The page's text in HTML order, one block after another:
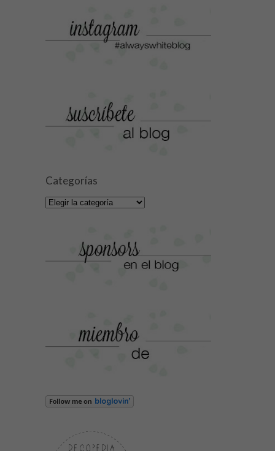
Categorías
Categorías